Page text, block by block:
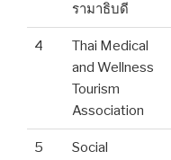
รามาธิบดี
4
Thai Medical
and Wellness
Tourism
Association
5
Social